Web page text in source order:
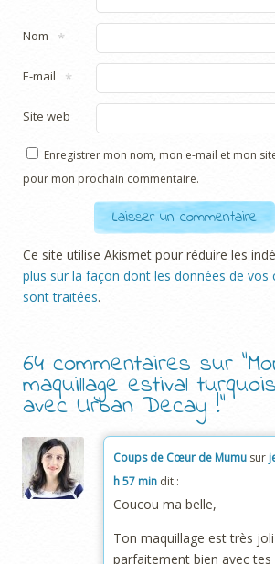
Nom *
E-mail *
Site web
Enregistrer mon nom, mon e-mail et mon
pour mon prochain commentaire.
Ce site utilise Akismet pour réduire les
plus sur la façon dont les données de vos
sont traitées.
64 commentaires sur “
maquillage estival
avec Urban Decay !”
Coups de Cœur de Mumu sur
h 57 min dit :
Coucou ma belle,
Ton maquillage est très
parfaitement bien avec tes